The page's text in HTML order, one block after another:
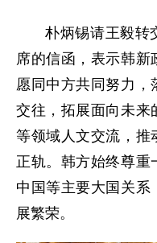
朴炳锡请王毅转
席的信函，表示韩新
愿同中方共同努力，
交往，拓展面向未来
等领域人文交流，推
正轨。韩方始终尊重
中国等主要大国关系
展繁荣。